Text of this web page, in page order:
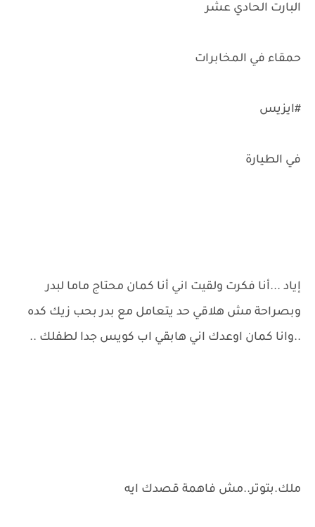
البارت الحادي عشر
حمقاء في المخابرات
#ايزيس
في الطيارة
إياد ...أنا فكرت ولقيت اني أنا كمان محتاج ماما لبدر
وبصراحة مش هلاقي حد يتعامل مع بدر بحب زيك كده
..وانا كمان اوعدك اني هابقي اب كويس جدا لطفلك ..
ملك.بتوتر..مش فاهمة قصدك ايه